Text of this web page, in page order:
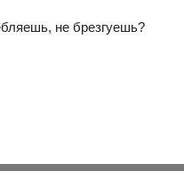
не брезгуешь?